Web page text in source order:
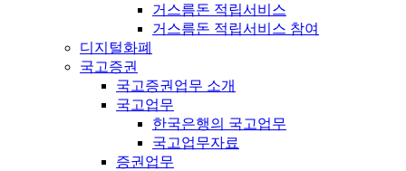
거스름돈 적립서비스
거스름돈 적립서비스 참여
디지털화폐
국고증권
국고증권업무 소개
국고업무
한국은행의 국고업무
국고업무자료
증권업무